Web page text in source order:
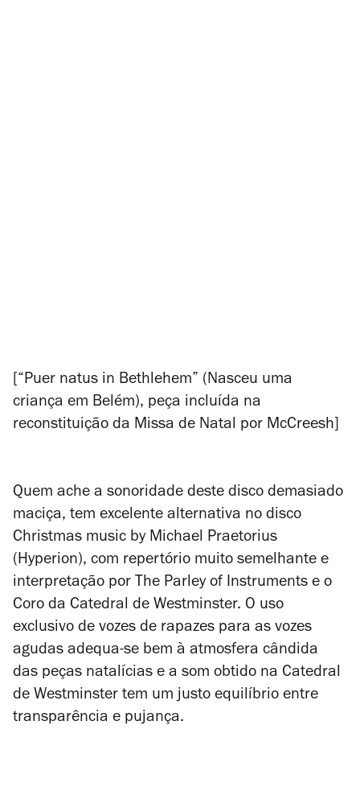
[“Puer natus in Bethlehem” (Nasceu uma
criança em Belém), peça incluída na
reconstituição da Missa de Natal por McCreesh]
Quem ache a sonoridade deste disco demasiado
maciça, tem excelente alternativa no disco
Christmas music by Michael Praetorius
(Hyperion), com repertório muito semelhante e
interpretação por The Parley of Instruments e o
Coro da Catedral de Westminster. O uso
exclusivo de vozes de rapazes para as vozes
agudas adequa-se bem à atmosfera cândida
das peças natalícias e a som obtido na Catedral
de Westminster tem um justo equilíbrio entre
transparência e pujança.